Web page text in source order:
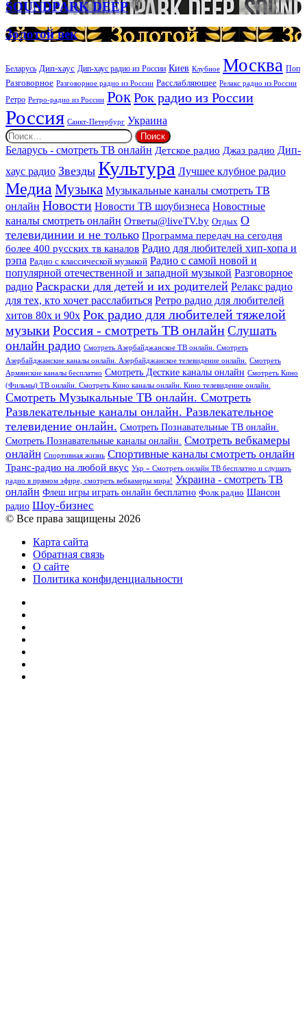
ритуальных
SOUNDPARK
DEEP
SOUNDPARK DEEP
Золотой
век
Золотой век
Беларусь Дип-хаус Дип-хаус радио из России Киев Клубное Москва Поп
Разговорное Разговорное радио из России Расслабляющее Релакс радио из России
Ретро Ретро-радио из России РокРок радио из России
Россия Санкт-Петербург Украина
Найти:
Беларусь - смотреть ТВ онлайн Детское радио Джаз радио Дип-
хаус радио Звезды Культура Лучшее клубное радио
Медиа Музыка Музыкальные каналы смотреть ТВ
онлайн Новости Новости ТВ шоубизнеса Новостные
каналы смотреть онлайн Ответы@liveTV.by Отдых О
телевидинии и не только Программа передач на сегодня
более 400 русских тв каналов Радио для любителей хип-хопа и
рэпа Радио с классической музыкой Радио с самой новой и
популярной отечественной и западной музыкой Разговорное
радио Раскраски для детей и их родителей Релакс радио
для тех, кто хочет расслабиться Ретро радио для любителей
хитов 80х и 90х Рок радио для любителей тяжелой
музыкиРоссия - смотреть ТВ онлайнСлушать
онлайн радио Смотреть Азербайджанское ТВ онлайн. Смотреть
Азербайджанские каналы онлайн. Азербайджанское телевидение онлайн.
Смотреть
Армянские каналы бесплатно Смотреть Десткие каналы онлайн Смотреть Кино
(Фильмы) ТВ онлайн. Смотреть Кино каналы онлайн. Кино телевидение онлайн.
Смотреть Музыкальные ТВ онлайн. Смотреть
Развлекательные каналы онлайн. Развлекательное
телевидение онлайн. Смотреть Познавательные ТВ онлайн.
Смотреть Познавательные каналы онлайн. Смотреть вебкамеры
онлайн Спортивная жизнь Спортивные каналы смотреть онлайн
Транс-радио на любой вкус Укр » Смотреть онлайн ТВ бесплатно и слушать
радио в прямом эфире, смотреть вебкамеры мира! Украина - смотреть ТВ
онлайн Флеш игры играть онлайн бесплатно Фолк радио Шансон
радио Шоу-бизнес
© Все права защищены 2026
Карта сайта
Обратная связь
О сайте
Политика конфиденциальности